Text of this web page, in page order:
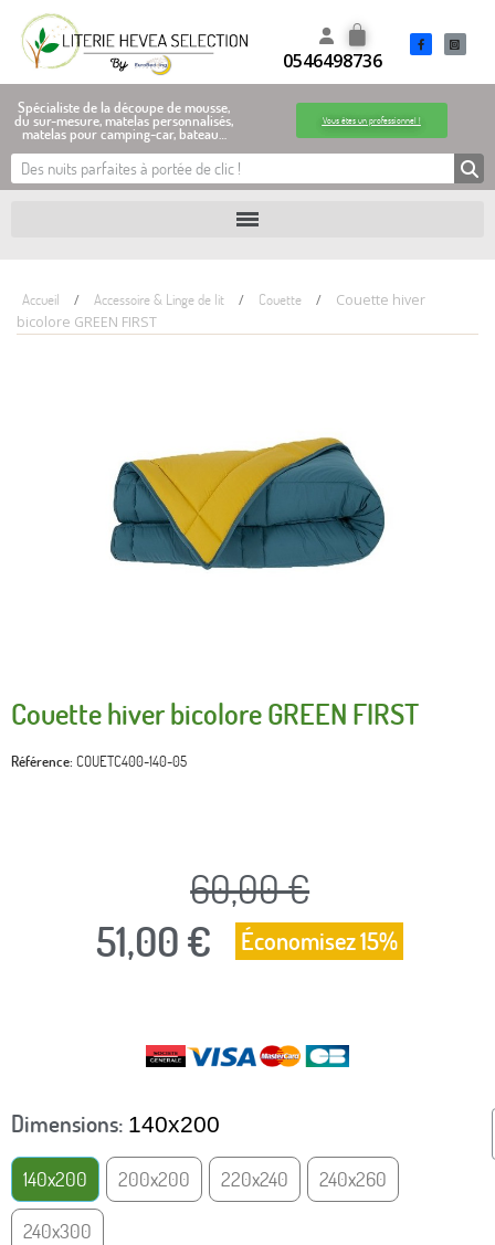
0546498736
Spécialiste de la découpe de mousse,
du sur-mesure, matelas personnalisés,
matelas pour camping-car, bateau…
Vous êtes un professionnel !
Accueil Accessoire & Linge de lit Couette
Couette hiver
bicolore GREEN FIRST
Couette hiver bicolore GREEN FIRST
Référence COUETC400-140-05
60,00 €
51,00 € Économisez 15%
Dimensions 140x200
140x200 200x200 220x240 240x260
240x300